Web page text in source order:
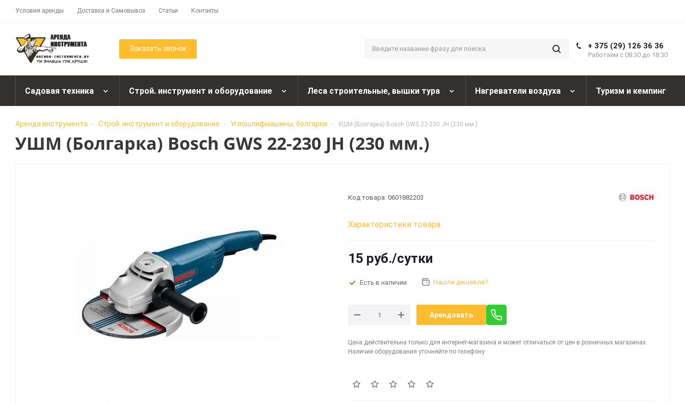
Условия аренды Доставка и Самовывоз Статьи Контакты
Заказать звонок + 375 (29) 126 36 36
Работаем с 08:30 до 18:30
Садовая техника Строй. инструмент и оборудование Леса строительные, вышки тура Нагреватели воздуха Туризм и кемпинг
Аренда инструмента - Строй. инструмент и оборудование - Углошлифмашины, болгарки - УШМ (Болгарка) Bosch GWS 22-230 JH (230 мм.)
УШМ (Болгарка) Bosch GWS 22-230 JH (230 мм.)
Код товара: 0601882203
Характеристики товара
15 руб./сутки
Есть в наличии Нашли дешевле?
Арендовать
Цена действительна только для интернет-магазина и может отличаться от цен в розничных магазинах.
Наличие оборудования уточняйте по телефону